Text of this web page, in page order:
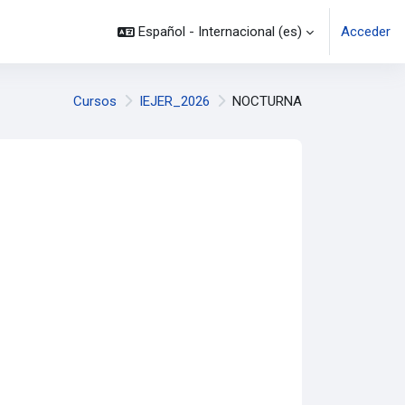
Español - Internacional ‎(es)‎ Acceder
Cursos IEJER_2026 NOCTURNA